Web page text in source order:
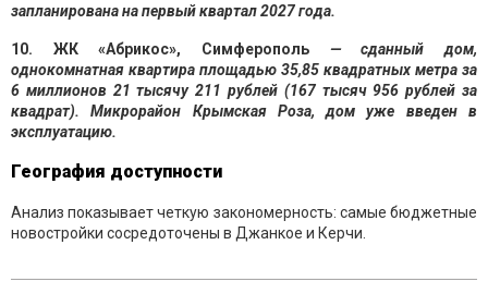
запланирована на первый квартал 2027 года.
10. ЖК «Абрикос», Симферополь
— сданный дом,
однокомнатная квартира площадью 35,85 квадратных метра за
6 миллионов 21 тысячу 211 рублей (167 тысяч 956 рублей за
квадрат). Микрорайон Крымская Роза, дом уже введен в
эксплуатацию.
География доступности
Анализ показывает четкую закономерность: самые бюджетные
новостройки сосредоточены в Джанкое и Керчи.